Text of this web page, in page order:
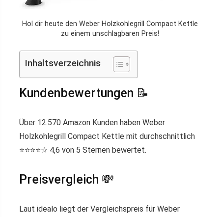
Hol dir heute den Weber Holzkohlegrill Compact Kettle
zu einem unschlagbaren Preis!
Inhaltsverzeichnis
Kundenbewertungen 📝
Über 12.570 Amazon Kunden haben Weber
Holzkohlegrill Compact Kettle mit durchschnittlich
⭐️⭐️⭐️⭐️☆ 4,6 von 5 Sternen bewertet.
Preisvergleich 💸
Laut idealo liegt der Vergleichspreis für Weber